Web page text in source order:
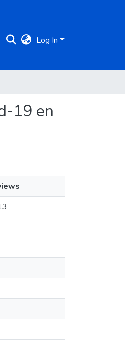
Log In
19 en